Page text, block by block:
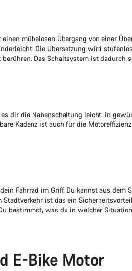
mühelosen Übergang von einer
Die Übersetzung wird
Das Schaltsystem ist dadurch
dir die Nabenschaltung leicht, in
Kadenz ist auch für die
Fahrrad im Griff. Du kannst aus dem
ist das ein
bestimmst, was du in welcher
E-Bike Motor